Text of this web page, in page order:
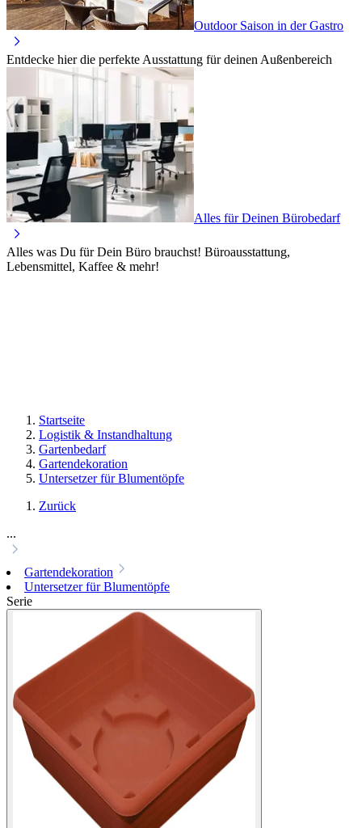
Outdoor Saison in der Gastro
Entdecke hier die perfekte Ausstattung für deinen Außenbereich
Alles für Deinen Bürobedarf
Alles was Du für Dein Büro brauchst! Büroausstattung,
Lebensmittel, Kaffee & mehr!
Startseite
Logistik & Instandhaltung
Gartenbedarf
Gartendekoration
Untersetzer für Blumentöpfe
Zurück
...
Gartendekoration
Untersetzer für Blumentöpfe
Serie